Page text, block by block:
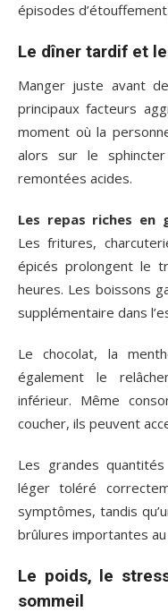
épisodes
Le dîner tardif et
Manger juste avant
principaux facteurs
moment où la
alors sur le
remontées acides.
Les repas riches en
Les fritures,
épicés prolongent le
heures. Les boissons
supplémentaire dans
Le chocolat, la
également le
inférieur. Même
coucher, ils peuvent
Les grandes
léger toléré
symptômes, tandis
brûlures importantes au
Le poids, le
sommeil